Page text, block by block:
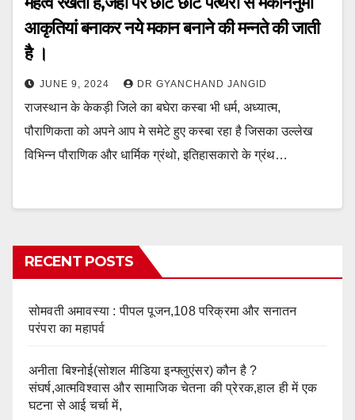
आकृतियां बनाकर नये मकान बनाने की मन्नते की जाती
है ।
JUNE 9, 2024 DR GYANCHAND JANGID
राजस्थान के केकड़ी जिले का बघेरा कस्बा भी धर्म, अध्यात्म,
पौराणिकता को अपने आप मे समेटे हुए कस्बा रहा है जिसका उल्लेख
विभिन्न पौराणिक और धार्मिक ग्रंथो, इतिहासकारो के ग्रंथ…
RECENT POSTS
सोमवती अमावस्या : पीपल पूजन,108 परिक्रमा और सनातन
परंपरा का महापर्व
अनीता बिश्नोई(सोशल मीडिया इन्फ्लुएंसर) कौन है ?
संघर्ष,आत्मविश्वास और सामाजिक चेतना की प्रेरक,हाल ही में एक
घटना से आई चर्चा में,